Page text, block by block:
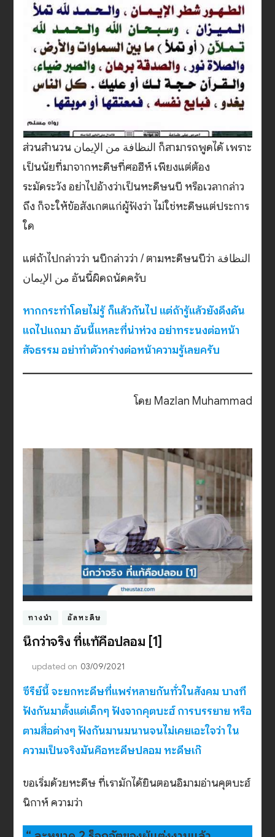
ส่วนสำนวน النظافة من الإيمان ก็สามารถพูดได้ เพราะ
เป็นนัยที่มาจากหะดีษที่ศอฮีห์ เพียงแต่ต้อง
ระมัดระวัง อย่าไปอ้างว่าเป็นหะดีษนบี หรือเวลากล่าว
ถึง ก็จะให้ข้อสังเกตแก่ผู้ฟังว่า ไม่ใช่หะดีษแต่ประการ
ใด
แต่ถ้าไปกล่าวว่า นบีกล่าวว่า / ตามหะดีษนบีว่า النظافة
من الإيمان อันนี้ผิดถนัดครับ
หากกระทำโดยไม่รู้ ก็แล้วกันไป แต่ถ้ารู้แล้วยังดึงดัน
แถไปแถมา อันนี้แหละที่น่าห่วง อย่าทระนงต่อหน้า
สัจธรรม อย่าทำตัวกร่างต่อหน้าความรู้เลยครับ
โดย Mazlan Muhammad
ทางนำ อัลหะดีษ
นึกว่าจริง ที่แท้คือปลอม [1]
updated on 03/09/2021
ซีรีย์นี้ จะยกหะดีษที่แพร่หลายกันทั่วในสังคม บางที
ฟังกันมาตั้งแต่เด็กๆ ฟังจากคุตบะฮ์ การบรรยาย หรือ
ตามสื่อต่างๆ ฟังกันมานมนานจนไม่เคยเอะใจว่า ใน
ความเป็นจริงมันคือหะดีษปลอม หะดีษเก๊
ขอเริ่มด้วยหะดีษ ที่เรามักได้ยินตอนอิมามอ่านคุตบะฮ์
นิกาห์ ความว่า